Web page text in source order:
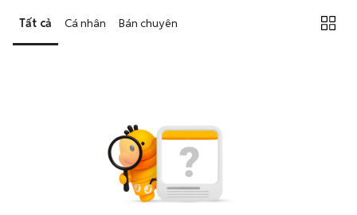
Tất cả Cá nhân Bán chuyên